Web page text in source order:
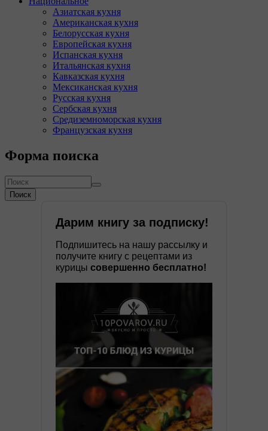
Азиатская кухня
Американская кухня
Белорусская кухня
Европейская кухня
Испанская кухня
Итальянская кухня
Кавказская кухня
Мексиканская кухня
Русская кухня
Сербская кухня
Средиземноморская кухня
Французская кухня
Форма поиска
Поиск
Дарим книгу за подписку!
Подпишитесь на нашу рассылку и
получите книгу с рецептами из
курицы совершенно бесплатно!